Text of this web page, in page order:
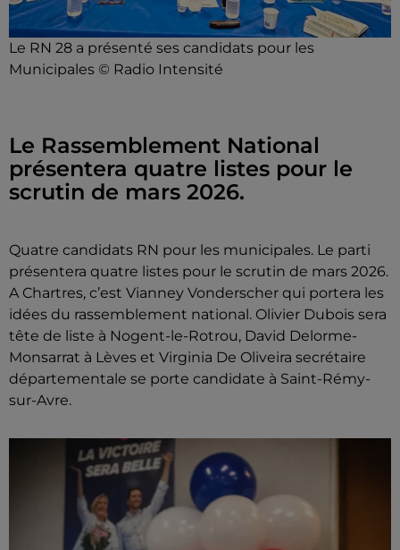
Le RN 28 a présenté ses candidats pour les
Municipales © Radio Intensité
Le Rassemblement National
présentera quatre listes pour le
scrutin de mars 2026.
Quatre candidats RN pour les municipales. Le parti
présentera quatre listes pour le scrutin de mars 2026.
A Chartres, c’est Vianney Vonderscher qui portera les
idées du rassemblement national. Olivier Dubois sera
tête de liste à Nogent-le-Rotrou, David Delorme-
Monsarrat à Lèves et Virginia De Oliveira secrétaire
départementale se porte candidate à Saint-Rémy-
sur-Avre.